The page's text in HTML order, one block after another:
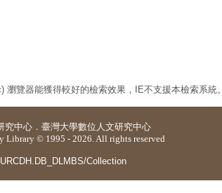
覽器能獲得較好的檢索效果，IE不支援本檢索系統。
究中心 ． 臺灣大學數位人文研究中心
Library © 1995 - 2026. All rights reserved
Collection